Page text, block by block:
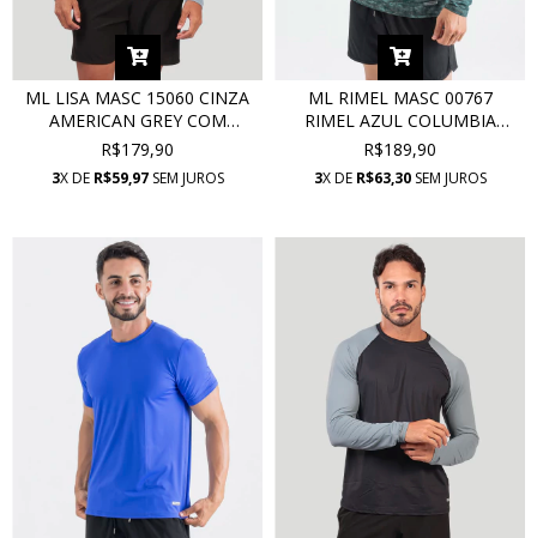
ML LISA MASC 15060 CINZA
AMERICAN GREY COM
PROTEÇÃO UV
R$179,90
3X DE R$59,97SEM JUROS
ML RIMEL MASC 00767
RIMEL AZUL COLUMBIA
SPORTY COM PROTEÇÃO UV
R$189,90
3X DE R$63,30SEM JUROS